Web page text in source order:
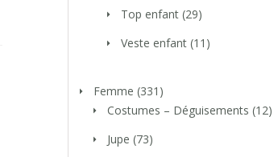
Top enfant (29)
Veste enfant (11)
Femme (331)
Costumes – Déguisements (12)
Jupe (73)